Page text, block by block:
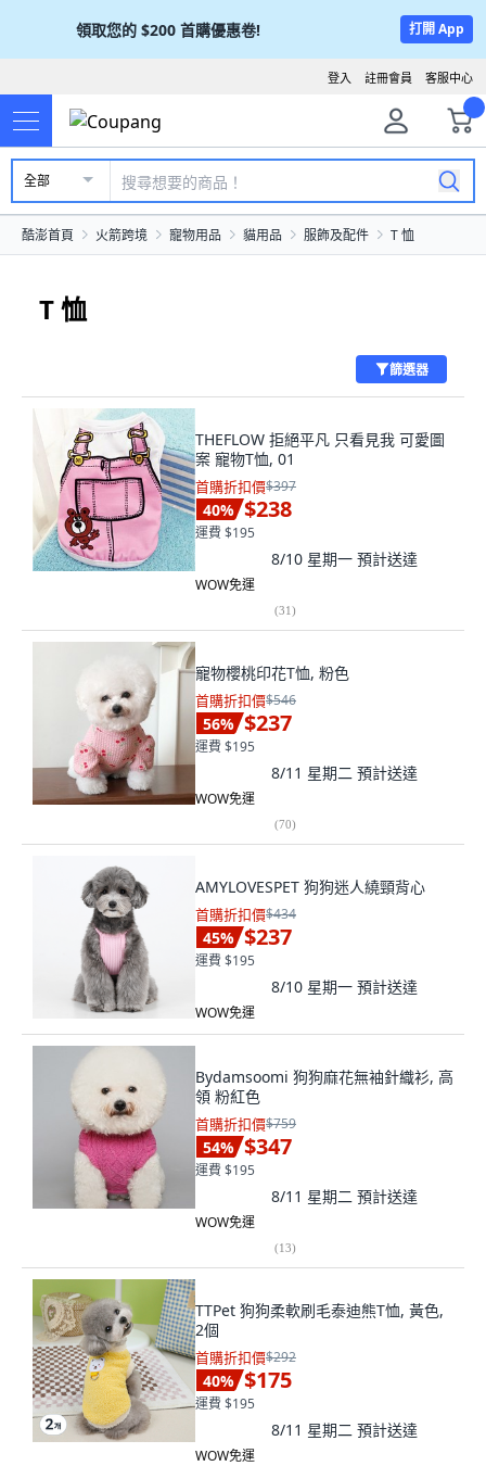
領取您的 $200 首購優惠卷! 打開 App
客服中心
註冊會員
登入
全部
酷澎首頁 火箭跨境 寵物用品 貓用品 服飾及配件 T 恤
T 恤
篩選器
THEFLOW 拒絕平凡 只看見我 可愛圖
案 寵物T恤, 01
首購折扣價$397
40% $238
運費 $195
8/10 星期一 預計送達
WOW免運
(31)
寵物櫻桃印花T恤, 粉色
首購折扣價$546
56% $237
運費 $195
8/11 星期二 預計送達
WOW免運
(70)
AMYLOVESPET 狗狗迷人繞頸背心
首購折扣價$434
45% $237
運費 $195
8/10 星期一 預計送達
WOW免運
Bydamsoomi 狗狗麻花無袖針織衫, 高
領 粉紅色
首購折扣價$759
54% $347
運費 $195
8/11 星期二 預計送達
WOW免運
(13)
TTPet 狗狗柔軟刷毛泰迪熊T恤, 黃色,
2個
首購折扣價$292
40% $175
運費 $195
8/11 星期二 預計送達
WOW免運